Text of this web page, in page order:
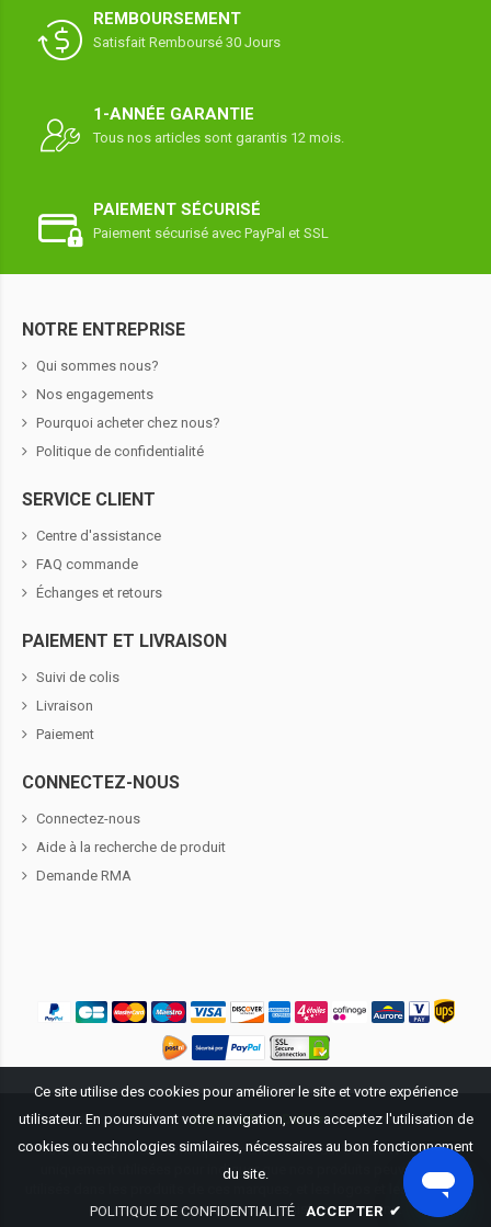
REMBOURSEMENT
Satisfait Remboursé 30 Jours
1-ANNÉE GARANTIE
Tous nos articles sont garantis 12 mois.
PAIEMENT SÉCURISÉ
Paiement sécurisé avec PayPal et SSL
NOTRE ENTREPRISE
Qui sommes nous?
Nos engagements
Pourquoi acheter chez nous?
Politique de confidentialité
SERVICE CLIENT
Centre d'assistance
FAQ commande
Échanges et retours
PAIEMENT ET LIVRAISON
Suivi de colis
Livraison
Paiement
CONNECTEZ-NOUS
Connectez-nous
Aide à la recherche de produit
Demande RMA
Propriété littéraire ©2026 BatteriePourDell.fr. Tous droits réservés.
Tous les logos et les marques mentionnées sur ce site Web sont
uniquement utilisées pour indiquer que nos produits peuvent être
utilisés dans les produits de ces marques, et les logos et les marques
concernées appartiennent au registraire d'origine.
Ce site utilise des cookies pour améliorer le site et votre expérience
utilisateur. En poursuivant votre navigation, vous acceptez l'utilisation de
cookies ou technologies similaires, nécessaires au bon fonctionnement
du site.
POLITIQUE DE CONFIDENTIALITÉ ACCEPTER ✔